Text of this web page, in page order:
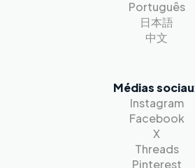
Português
日本語
中文
Médias
Instagram
Facebook
X
Threads
Pinterest